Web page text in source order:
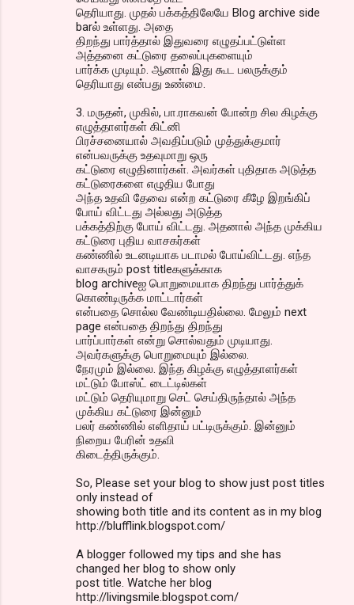
தெரியாது. முதல் பக்கத்திலேயே Blog archive side
barல் உள்ளது. அதை
திறந்து பார்த்தால் இதுவரை எழுதப்பட்டுள்ள
அத்தனை கட்டுரை தலைப்புகளையும்
பார்க்க முடியும். ஆனால் இது கூட பலருக்கும்
தெரியாது என்பது உண்மை.
3. மருதன், முகில், பா.ராகவன் போன்ற சில கிழக்கு
எழுத்தாளர்கள் கிட்னி
பிரச்சனையால் அவதிப்ப‌டும் முத்துக்குமார்
என்பவருக்கு உதவுமாறு ஒரு
கட்டுரை எழுதினார்கள். அவர்கள் புதிதாக அடுத்த
கட்டுரைகளை எழுதிய போது
அந்த உதவி தேவை என்ற கட்டுரை கீழே இறங்கிப்
போய் விட்டது அல்லது அடுத்த
பக்கத்திற்கு போய் விட்டது. அதனால் அந்த முக்கிய
கட்டுரை புதிய வாசகர்கள்
கண்ணில் உடனடியாக படாமல் போய்விட்டது. எந்த
வாசகரும் post titleகளுக்காக
blog archiveஐ பொறுமையாக திறந்து பார்த்துக்
கொண்டிருக்க மாட்டார்கள்
என்பதை சொல்ல வேண்டியதில்லை. மேலும் next
page என்பதை திறந்து திறந்து
பார்ப்பார்கள் என்று சொல்வதும் முடியாது.
அவர்களுக்கு பொறுமையும் இல்லை.
நேரமும் இல்லை. இந்த கிழக்கு எழுத்தாளர்கள்
மட்டும் போஸ்ட் டைட்டில்கள்
மட்டும் தெரியுமாறு செட் செய்திருந்தால் அந்த
முக்கிய கட்டுரை இன்னும்
பலர் கண்ணில் எளிதாய் பட்டிருக்கும். இன்னும்
நிறைய பேரின் உதவி
கிடைத்திருக்கும்.
So, Please set your blog to show just post titles
only instead of
showing both title and its content as in my blog
http://blufflink.blogspot.com/
A blogger followed my tips and she has
changed her blog to show only
post title. Watche her blog
http://livingsmile.blogspot.com/